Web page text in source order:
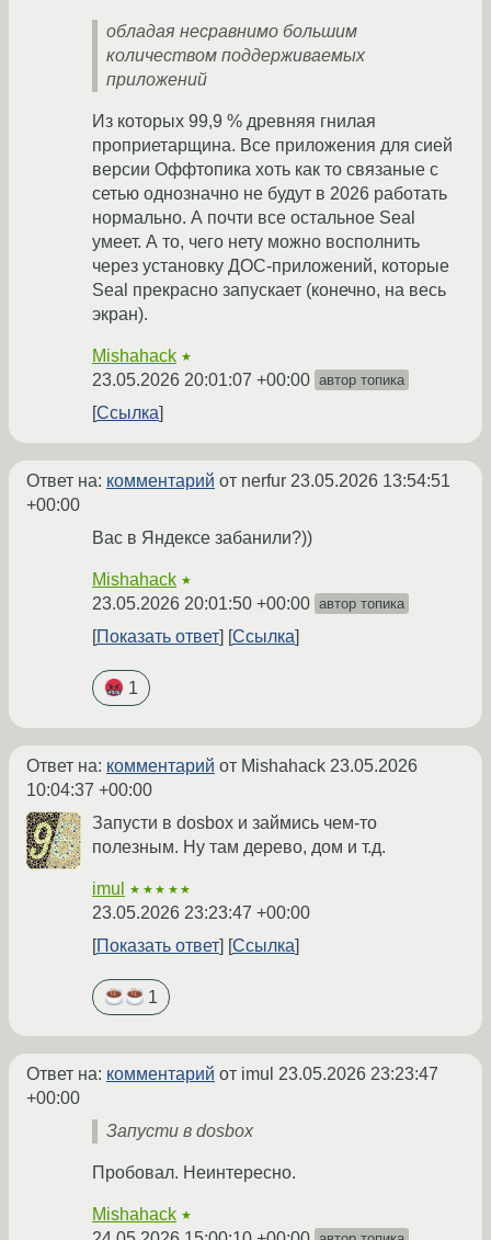
обладая несравнимо большим
количеством поддерживаемых
приложений
Из которых 99,9 % древняя гнилая
проприетарщина. Все приложения для сией
версии Оффтопика хоть как то связаные с
сетью однозначно не будут в 2026 работать
нормально. А почти все остальное Seal
умеет. А то, чего нету можно восполнить
через установку ДОС-приложений, которые
Seal прекрасно запускает (конечно, на весь
экран).
Mishahack ★
23.05.2026 20:01:07 +00:00 автор топика
Ссылка
Ответ на: комментарий от nerfur 23.05.2026 13:54:51
+00:00
Вас в Яндексе забанили?))
Mishahack ★
23.05.2026 20:01:50 +00:00 автор топика
Показать ответ Ссылка
1
Ответ на: комментарий от Mishahack 23.05.2026
10:04:37 +00:00
Запусти в dosbox и займись чем-то
полезным. Ну там дерево, дом и т.д.
imul ★★★★★
23.05.2026 23:23:47 +00:00
Показать ответ
Ссылка
1
Ответ на: комментарий от imul 23.05.2026 23:23:47
+00:00
Запусти в dosbox
Пробовал. Неинтересно.
Mishahack ★